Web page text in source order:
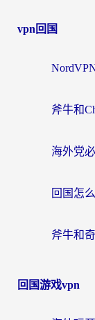
vpn回国
回国游戏vpn